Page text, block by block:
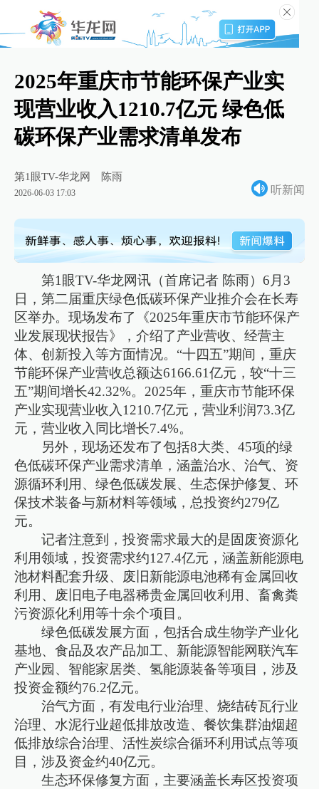
2025年重庆市节能环保产业实
现营业收入1210.7亿元 绿色低
碳环保产业需求清单发布
第1眼TV-华龙网 陈雨
2026-06-03 17:03 听新闻
第1眼TV-华龙网讯（首席记者 陈雨）6月3
日，第二届重庆绿色低碳环保产业推介会在长寿
区举办。现场发布了《2025年重庆市节能环保产
业发展现状报告》，介绍了产业营收、经营主
体、创新投入等方面情况。“十四五”期间，重庆
节能环保产业营收总额达6166.61亿元，较“十三
五”期间增长42.32%。2025年，重庆市节能环保
产业实现营业收入1210.7亿元，营业利润73.3亿
元，营业收入同比增长7.4%。
另外，现场还发布了包括8大类、45项的绿
色低碳环保产业需求清单，涵盖治水、治气、资
源循环利用、绿色低碳发展、生态保护修复、环
保技术装备与新材料等领域，总投资约279亿
元。
记者注意到，投资需求最大的是固废资源化
利用领域，投资需求约127.4亿元，涵盖新能源电
池材料配套升级、废旧新能源电池稀有金属回收
利用、废旧电子电器稀贵金属回收利用、畜禽粪
污资源化利用等十余个项目。
绿色低碳发展方面，包括合成生物学产业化
基地、食品及农产品加工、新能源智能网联汽车
产业园、智能家居类、氢能源装备等项目，涉及
投资金额约76.2亿元。
治气方面，有发电行业治理、烧结砖瓦行业
治理、水泥行业超低排放改造、餐饮集群油烟超
低排放综合治理、活性炭综合循环利用试点等项
目，涉及资金约40亿元。
生态环保修复方面，主要涵盖长寿区投资项